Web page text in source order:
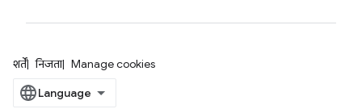
शर्तें निजता Manage cookies